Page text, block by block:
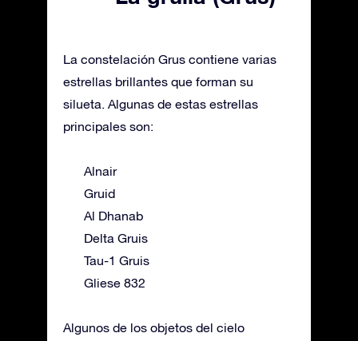
La constelación Grus contiene varias
estrellas brillantes que forman su
silueta. Algunas de estas estrellas
principales son:
Alnair
Gruid
Al Dhanab
Delta Gruis
Tau-1 Gruis
Gliese 832
Algunos de los objetos del cielo